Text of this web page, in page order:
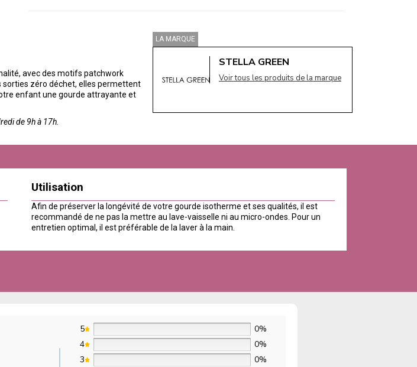
avec des motifs patchwork
sorties zéro déchet, elles permettent
enfant une gourde attrayante et
de 9h à 17h.
LA MARQUE
STELLA GREEN
Voir tous les produits de la marque
Utilisation
Afin de préserver la longévité de votre gourde isotherme et ses qualités, il est
recommandé de ne pas la mettre au lave-vaisselle ni au micro-ondes. Pour un
entretien optimal, il est préférable de la laver à la main.
5
0%
4
0%
3
0%